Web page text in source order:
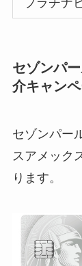
プラチナ
セゾンパ
介キャン
セゾンパー
スアメック
ります。